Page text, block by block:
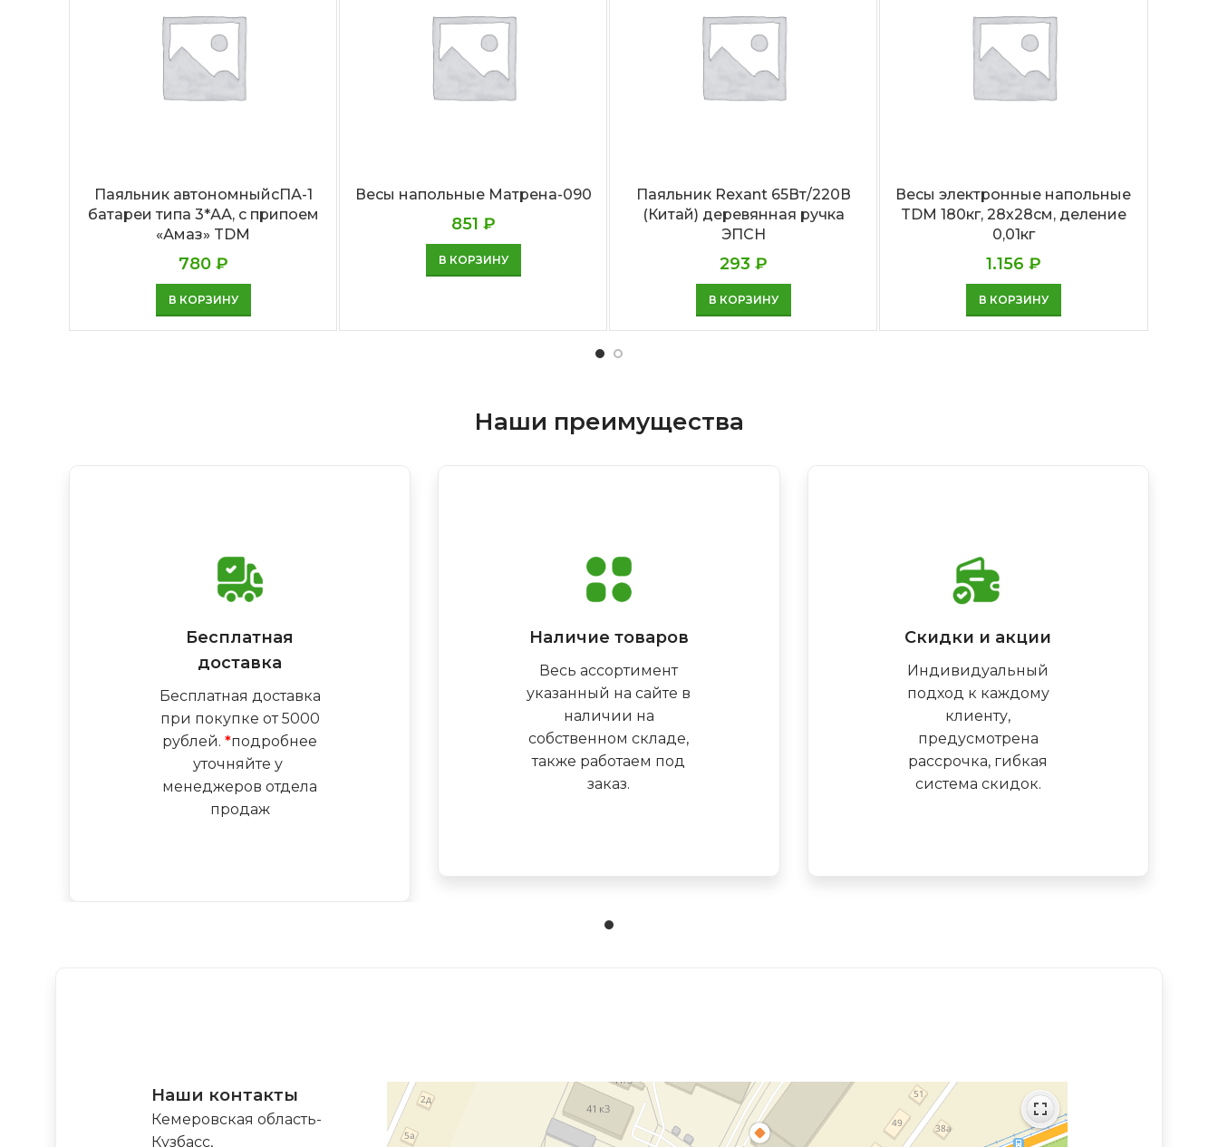
Паяльник автономныйсПА-1
батареи типа 3*АА, с припоем
«Амаз» TDM
780 ₽
В КОРЗИНУ
Весы напольные Матрена-090
851 ₽
В КОРЗИНУ
Паяльник Rexant 65Вт/220В
(Китай) деревянная ручка
ЭПСН
293 ₽
В КОРЗИНУ
Весы электронные напольные
TDM 180кг, 28х28см, деление
0,01кг
1.156 ₽
В КОРЗИНУ
Наши преимущества
Бесплатная
доставка
Бесплатная доставка
при покупке от 5000
рублей.*подробнее
уточняйте у
менеджеров отдела
продаж
Наличие товаров
Весь ассортимент
указанный на сайте в
наличии на
собственном складе,
также работаем под
заказ.
Скидки и акции
Индивидуальный
подход к каждому
клиенту,
предусмотрена
рассрочка, гибкая
система скидок.
Наши контакты
Кемеровская область-
Кузбасс,